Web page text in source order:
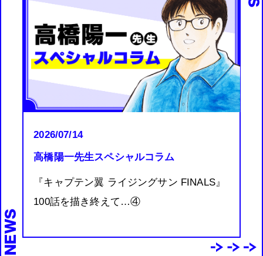
NEWS
2026/07/14
高橋陽一先生スペシャルコラム
『キャプテン翼 ライジングサン FINALS』
100話を描き終えて…④